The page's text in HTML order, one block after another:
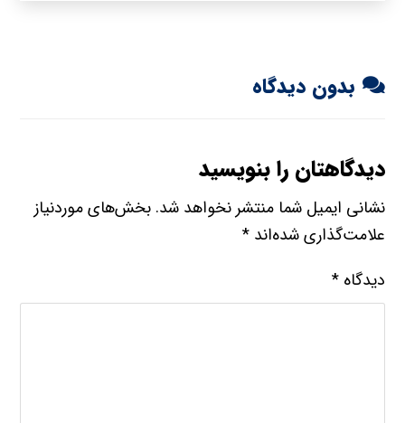
بدون دیدگاه
دیدگاهتان را بنویسید
نشانی ایمیل شما منتشر نخواهد شد. بخش‌های موردنیاز
علامت‌گذاری شده‌اند*
دیدگاه*